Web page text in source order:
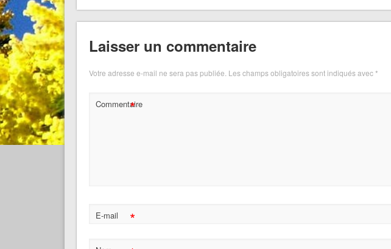
Laisser un commentaire
Votre adresse e-mail ne sera pas publiée. Les champs obligatoires sont indiqués avec*
Commentaire
*
E-mail *